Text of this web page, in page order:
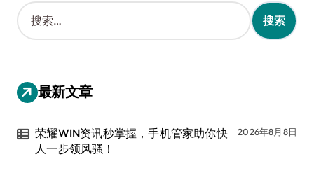
搜
索
：
最新文章
荣耀WIN资讯秒掌握，手机管家助你快
人一步领风骚！
2026年8月8日